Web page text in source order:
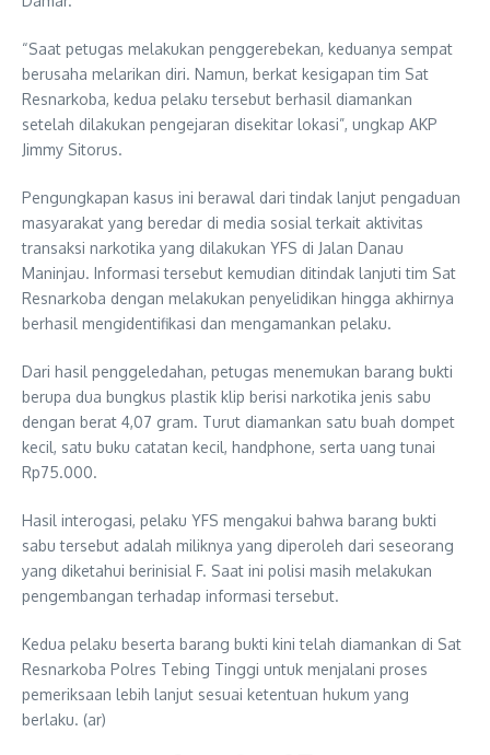
“Saat petugas melakukan penggerebekan, keduanya sempat
berusaha melarikan diri. Namun, berkat kesigapan tim Sat
Resnarkoba, kedua pelaku tersebut berhasil diamankan
setelah dilakukan pengejaran disekitar lokasi”, ungkap AKP
Jimmy Sitorus.
Pengungkapan kasus ini berawal dari tindak lanjut pengaduan
masyarakat yang beredar di media sosial terkait aktivitas
transaksi narkotika yang dilakukan YFS di Jalan Danau
Maninjau. Informasi tersebut kemudian ditindak lanjuti tim Sat
Resnarkoba dengan melakukan penyelidikan hingga akhirnya
berhasil mengidentifikasi dan mengamankan pelaku.
Dari hasil penggeledahan, petugas menemukan barang bukti
berupa dua bungkus plastik klip berisi narkotika jenis sabu
dengan berat 4,07 gram. Turut diamankan satu buah dompet
kecil, satu buku catatan kecil, handphone, serta uang tunai
Rp75.000.
Hasil interogasi, pelaku YFS mengakui bahwa barang bukti
sabu tersebut adalah miliknya yang diperoleh dari seseorang
yang diketahui berinisial F. Saat ini polisi masih melakukan
pengembangan terhadap informasi tersebut.
Kedua pelaku beserta barang bukti kini telah diamankan di Sat
Resnarkoba Polres Tebing Tinggi untuk menjalani proses
pemeriksaan lebih lanjut sesuai ketentuan hukum yang
berlaku. (ar)